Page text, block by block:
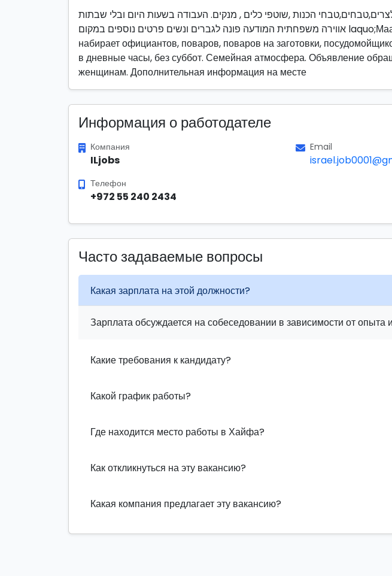
הכנות ,שוטפי כלים , מנקים. העבודה בשעות היום ובלי שבתות
אווירה משפחתית המודעה פונה לגברים ונשים פרטים נוספים במקום laquo;Мааян а-Бира raquo;
набирает официантов, поваров, поваров на заготовки,
в дневные часы, без суббот. Семейная атмосфера. Объявление
женщинам. Дополнительная информация на месте
Информация о работодателе
Компания
ILjobs
Email
Телефон
+972 55 240 2434
Часто задаваемые вопросы
Какая зарплата на этой должности?
Зарплата обсуждается на собеседовании в зависимости от опыта
Какие требования к кандидату?
Какой график работы?
Где находится место работы в Хайфа?
Как откликнуться на эту вакансию?
Какая компания предлагает эту вакансию?